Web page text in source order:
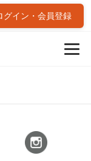
グイン・会員登録